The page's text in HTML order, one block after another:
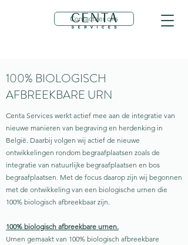
Contacteer ons
100% BIOLOGISCH
AFBREEKBARE URN
Centa Services werkt actief mee aan de integratie van
nieuwe manieren van begraving en herdenking in
België. Daarbij volgen wij actief de nieuwe
ontwikkelingen rondom begraafplaatsen zoals de
integratie van natuurlijke begraafplaatsen en bos
begraafplaatsen. Met de focus daarop zijn wij begonnen
met de ontwikkeling van een biologische urnen die
100% biologisch afbreekbaar zijn.
100% biologisch afbreekbare urnen.
Urnen gemaakt van 100% biologisch afbreekbare